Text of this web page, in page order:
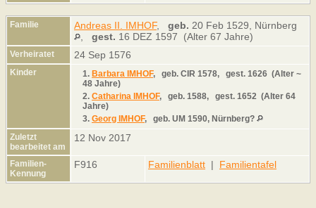
Familie Andreas II. IMHOF, geb. 20 Feb 1529, Nürnberg
gest. 16 DEZ 1597 (Alter 67 Jahre)
Verheiratet 24 Sep 1576
Kinder 1. Barbara IMHOF, geb. CIR 1578, gest. 1626 (Alter ~
48 Jahre)
2. Catharina IMHOF, geb. 1588, gest. 1652 (Alter 64
Jahre)
3. Georg IMHOF, geb. UM 1590, Nürnberg?
Zuletzt
bearbeitet am
12 Nov 2017
Familien-
Kennung
F916 Familienblatt | Familientafel